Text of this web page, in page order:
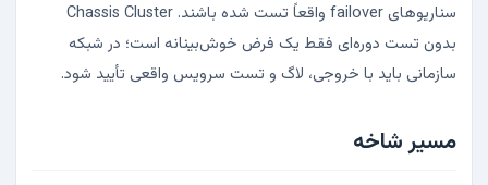
سناریوهای failover واقعاً تست شده باشند. Chassis Cluster
بدون تست دوره‌ای فقط یک فرض خوش‌بینانه است؛ در شبکه
سازمانی باید با خروجی، لاگ و تست سرویس واقعی تأیید شود.
مسیر شاخه